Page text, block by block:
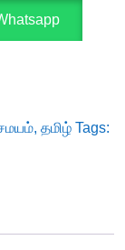
, தமிழ் Tags: